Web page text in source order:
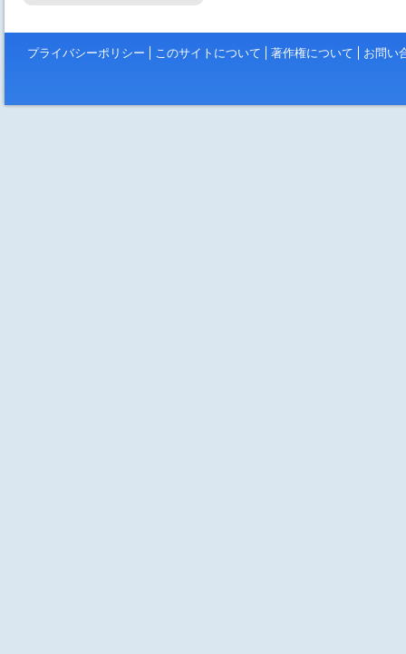
プライバシーポリシー このサイトについて 著作権について お問い